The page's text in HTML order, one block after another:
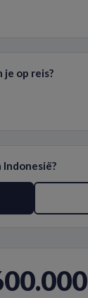
je op reis?
Indonesië?